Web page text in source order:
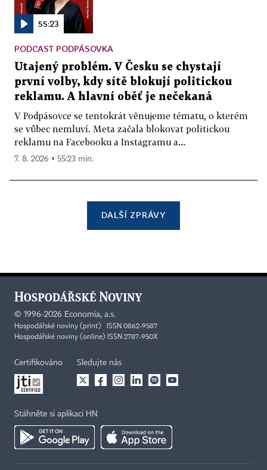
55:23
PODCAST PODPÁSOVKA
Utajený problém. V Česku se chystají
první volby, kdy sítě blokují politickou
reklamu. A hlavní oběť je nečekaná
V Podpásovce se tentokrát věnujeme tématu, o kterém
se vůbec nemluví. Meta začala blokovat politickou
reklamu na Facebooku a Instagramu a...
7. 8. 2026 ▪ 55:23 min.
DALŠÍ ZPRÁVY
© 1996-2026 Economia, a.s.
Hospodářské noviny (print) ISSN 0862-9587
Hospodářské noviny (online) ISSN 2787-950X
Certifikováno Sledujte nás
Stáhněte si aplikaci HN